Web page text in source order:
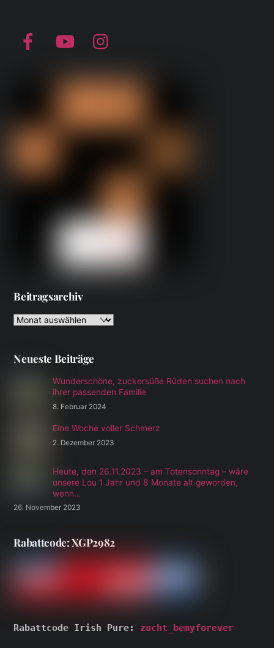
Facebook YouTube
Beitragsarchiv
Beitragsarchiv
Neueste Beiträge
Wunderschöne, zuckersüße Rüden suchen nach
ihrer passenden Familie
8. Februar 2024
Eine Woche voller Schmerz
2. Dezember 2023
Heute, den 26.11.2023 – am Totensonntag – wäre
unsere Lou 1 Jahr und 8 Monate alt geworden,
wenn…
26. November 2023
Rabattcode: XGP2982
Rabattcode Irish Pure: zucht_bemyforever